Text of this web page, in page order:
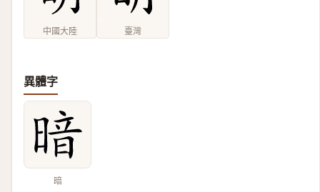
中國大陸 臺灣
異體字
暗